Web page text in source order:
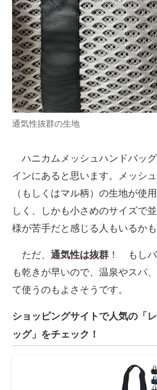
通気性抜群の生地
ハニカムメッシュハンドバッ
インにあると思います。メッシ
（もしくはマル柄）の生地が使
しく、しかも小さめのサイズで
様が苦手だと感じる人もいるかも
ただ、 通気性は抜群 ！ もし
も乾きが早いので、温泉やスパ
て使うのもよさそうです。
ショッピングサイトで人気の「
ッグ」をチェック！